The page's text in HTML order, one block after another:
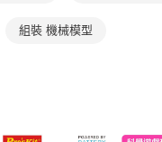
3.完整用戶服務條款，請詳閱以
https://aftee.tw/terms/#terms3
組裝 機械模型